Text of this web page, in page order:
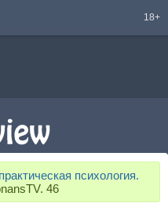
18+
психология.
46